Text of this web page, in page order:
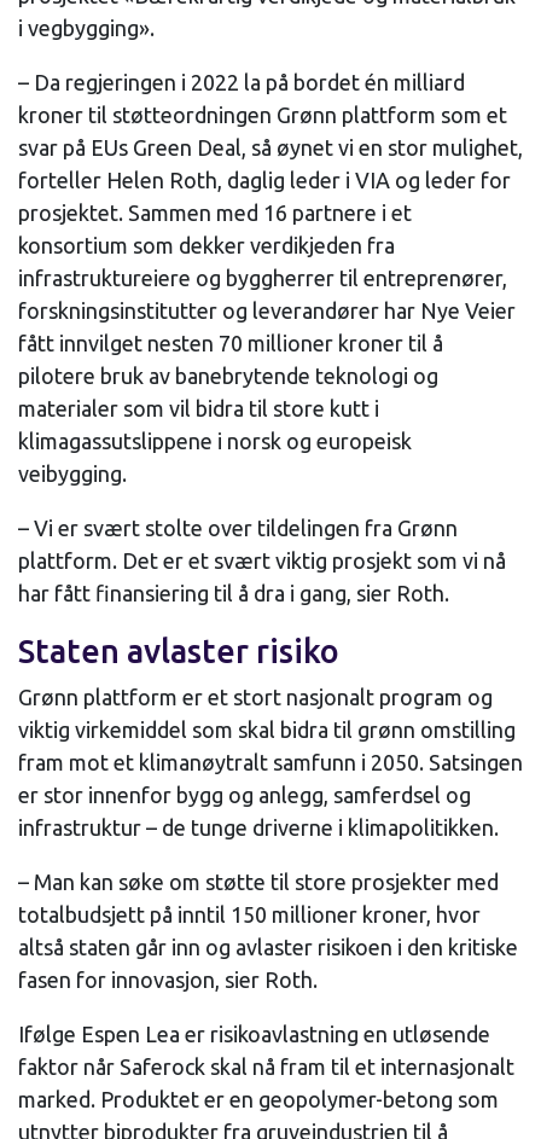
i vegbygging».
– Da regjeringen i 2022 la på bordet én milliard
kroner til støtteordningen Grønn plattform som et
svar på EUs Green Deal, så øynet vi en stor mulighet,
forteller Helen Roth, daglig leder i VIA og leder for
prosjektet. Sammen med 16 partnere i et
konsortium som dekker verdikjeden fra
infrastruktureiere og byggherrer til entreprenører,
forskningsinstitutter og leverandører har Nye Veier
fått innvilget nesten 70 millioner kroner til å
pilotere bruk av banebrytende teknologi og
materialer som vil bidra til store kutt i
klimagassutslippene i norsk og europeisk
veibygging.
– Vi er svært stolte over tildelingen fra Grønn
plattform. Det er et svært viktig prosjekt som vi nå
har fått finansiering til å dra i gang, sier Roth.
Staten avlaster risiko
Grønn plattform er et stort nasjonalt program og
viktig virkemiddel som skal bidra til grønn omstilling
fram mot et klimanøytralt samfunn i 2050. Satsingen
er stor innenfor bygg og anlegg, samferdsel og
infrastruktur – de tunge driverne i klimapolitikken.
– Man kan søke om støtte til store prosjekter med
totalbudsjett på inntil 150 millioner kroner, hvor
altså staten går inn og avlaster risikoen i den kritiske
fasen for innovasjon, sier Roth.
Ifølge Espen Lea er risikoavlastning en utløsende
faktor når Saferock skal nå fram til et internasjonalt
marked. Produktet er en geopolymer-betong som
utnytter biprodukter fra gruveindustrien til å